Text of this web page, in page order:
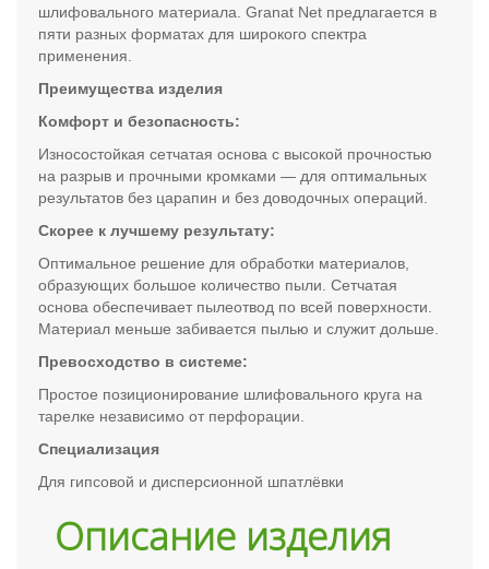
шлифовального материала. Granat Net предлагается в
пяти разных форматах для широкого спектра
применения.
Преимущества изделия
Комфорт и безопасность:
Износостойкая сетчатая основа с высокой прочностью
на разрыв и прочными кромками — для оптимальных
результатов без царапин и без доводочных операций.
Скорее к лучшему результату:
Оптимальное решение для обработки материалов,
образующих большое количество пыли. Сетчатая
основа обеспечивает пылеотвод по всей поверхности.
Материал меньше забивается пылью и служит дольше.
Превосходство в системе:
Простое позиционирование шлифовального круга на
тарелке независимо от перфорации.
Специализация
Для гипсовой и дисперсионной шпатлёвки
Описание изделия